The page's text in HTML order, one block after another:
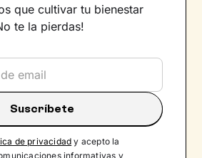
que cultivar tu bienestar
te la pierdas!
de privacidad y acepto la
informativas y